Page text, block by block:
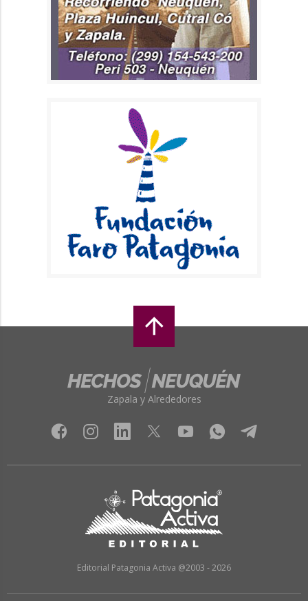
Zapala y Alrededores
Editorial Patagonia Activa @2003 - 2026